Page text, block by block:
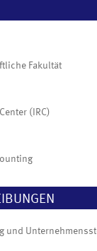
Fakultät
(IRC)
und